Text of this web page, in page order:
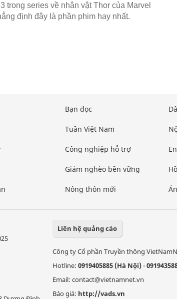
trong series về nhân vật Thor của Marvel
định đây là phần phim hay nhất.
Bạn đọc
Tuần Việt Nam
Công nghiệp hỗ trợ
Giảm nghèo bền vững
Nông thôn mới
Liên hệ quảng cáo
Công ty Cổ phần Truyền thông
Hotline: 0919405885 (Hà Nội)-
Email: contact@vietnamnet.vn
Báo giá: http://vads.vn